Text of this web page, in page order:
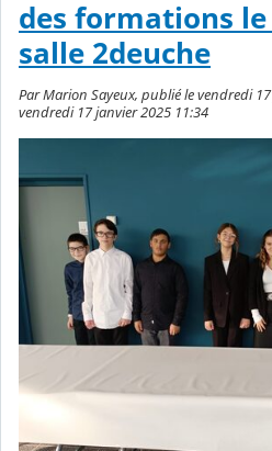
des formations
salle 2deuche
Par Marion Sayeux, publié le vendredi
vendredi 17 janvier 2025 11:34